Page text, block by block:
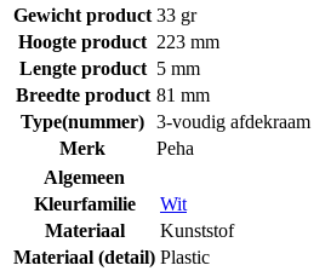
Gewicht product 33 gr
Hoogte product 223 mm
Lengte product 5 mm
Breedte product 81 mm
Type(nummer) 3-voudig afdekraam
Merk
Peha
Algemeen
Kleurfamilie
Wit
Materiaal
Kunststof
Materiaal (detail) Plastic